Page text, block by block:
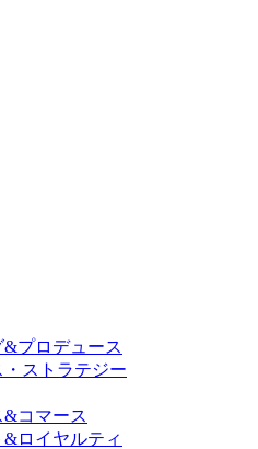
プロデュース
ストラテジー
コマース
ロイヤルティ